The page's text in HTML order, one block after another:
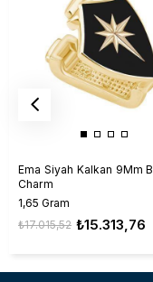
Ema Siyah Kalkan 9Mm
Charm
1,65 Gram
₺15.313,76
₺17.015,52